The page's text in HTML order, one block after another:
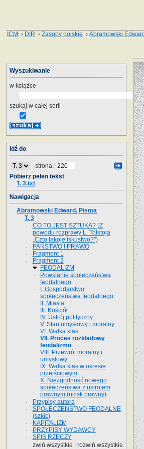
ICM › DIR ›Zasoby polskie ›Abramowski
Wyszukiwanie
w książce
szukaj w całej serii
Idź do
strona:
Pobierz pełen tekst
T. 3.txt
Nawigacja
Abramowski Edward, Pisma
T. 3
CO TO JEST SZTUKA? (Z
powodu rozprawy L. Tołstoja
„Czto takoje iskustwo?")
PAŃSTWO I PRAWO
Fragment 1
Fragment 2
FEODALIZM
Powstanie społeczeństwa
feodalnego
I. Gospodarstwo
społeczeństwa feodalnego
II. Miasta
III. Kościół
IV. Ustrój polityczny
V. Stan umysłowy i moralny
VI. Walka klas
VII. Proces rozkładowy
feodalizmu
VIII. Przewrót moralny i
umysłowy
IX. Walka klas w okresie
przejściowym
X. Niezgodność nowego
społeczeństwa z ustrojem
prawnym (ucisk prawny)
Przypisy autora
SPOŁECZEŃSTWO FEODALNE
(szkic)
KAPITALIZM
PRZYPISY WYDAWCY
SPIS RZECZY
zwiń wszystkie | rozwiń wszystkie